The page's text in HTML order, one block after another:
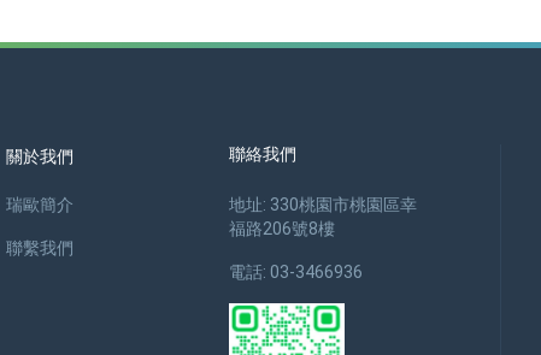
關於我們
瑞歐簡介
聯繫我們
聯絡我們
地址: 330桃園市桃園區幸
福路206號8樓
電話: 03-3466936